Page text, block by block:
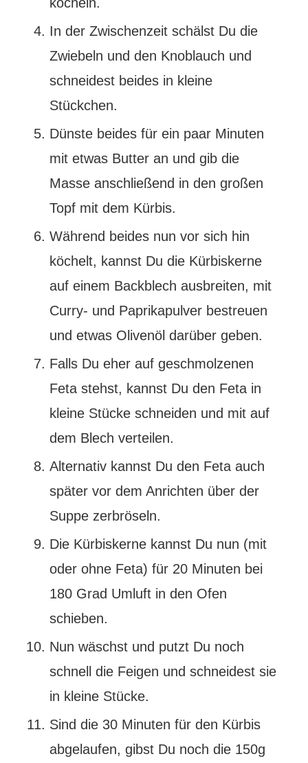
In der Zwischenzeit schälst Du die
Zwiebeln und den Knoblauch und
schneidest beides in kleine
Stückchen.
Dünste beides für ein paar Minuten
mit etwas Butter an und gib die
Masse anschließend in den großen
Topf mit dem Kürbis.
Während beides nun vor sich hin
köchelt, kannst Du die Kürbiskerne
auf einem Backblech ausbreiten, mit
Curry- und Paprikapulver bestreuen
und etwas Olivenöl darüber geben.
Falls Du eher auf geschmolzenen
Feta stehst, kannst Du den Feta in
kleine Stücke schneiden und mit auf
dem Blech verteilen.
Alternativ kannst Du den Feta auch
später vor dem Anrichten über der
Suppe zerbröseln.
Die Kürbiskerne kannst Du nun (mit
oder ohne Feta) für 20 Minuten bei
180 Grad Umluft in den Ofen
schieben.
Nun wäschst und putzt Du noch
schnell die Feigen und schneidest sie
in kleine Stücke.
Sind die 30 Minuten für den Kürbis
abgelaufen, gibst Du noch die 150g